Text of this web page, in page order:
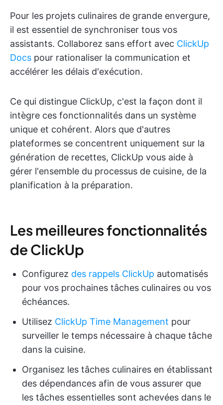
Pour les projets culinaires de grande envergure,
il est essentiel de synchroniser tous vos
assistants. Collaborez sans effort avec ClickUp
Docs pour rationaliser la communication et
accélérer les délais d'exécution.
Ce qui distingue ClickUp, c'est la façon dont il
intègre ces fonctionnalités dans un système
unique et cohérent. Alors que d'autres
plateformes se concentrent uniquement sur la
génération de recettes, ClickUp vous aide à
gérer l'ensemble du processus de cuisine, de la
planification à la préparation.
Les meilleures fonctionnalités
de ClickUp
Configurez des rappels ClickUp automatisés
pour vos prochaines tâches culinaires ou vos
échéances.
Utilisez ClickUp Time Management pour
surveiller le temps nécessaire à chaque tâche
dans la cuisine.
Organisez les tâches culinaires en établissant
des dépendances afin de vous assurer que
les tâches essentielles sont achevées dans le